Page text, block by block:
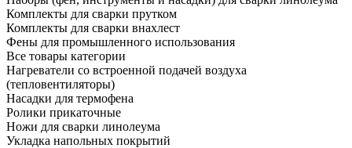
Комплекты для сварки прутком
Комплекты для сварки внахлест
Фены для промышленного использования
Все товары категории
Нагреватели со встроенной подачей воздуха
(тепловентиляторы)
Насадки для термофена
Ролики прикаточные
Ножи для сварки линолеума
Укладка напольных покрытий